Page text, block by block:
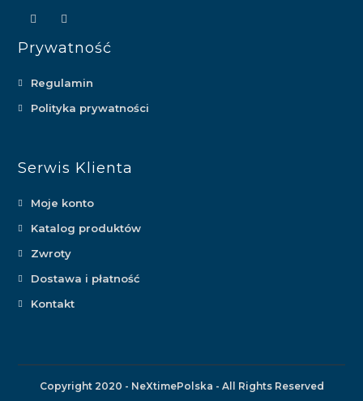
Prywatność
Regulamin
Polityka prywatności
Serwis Klienta
Moje konto
Katalog produktów
Zwroty
Dostawa i płatność
Kontakt
Copyright 2020 - NeXtimePolska - All Rights Reserved